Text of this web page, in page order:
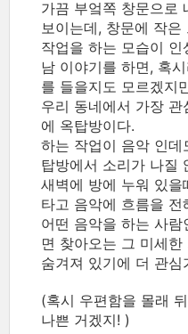
가끔 부엌쪽 창문으로
보이는데, 창문에 작은
작업을 하는 모습이 인
남 이야기를 하면, 혹
를 들을지도 모르겠지
우리 동네에서 가장
에 옥탑방이다.
하는 작업이 음악 인
탑방에서 소리가 나질
새벽에 방에 누워 있
타고 음악에 흐름을 전
어떤 음악을 하는 사람
면 찾아오는 그 미세한
숨겨져 있기에 더 관
(혹시 우편함을 몰래
나쁜 거겠지! )